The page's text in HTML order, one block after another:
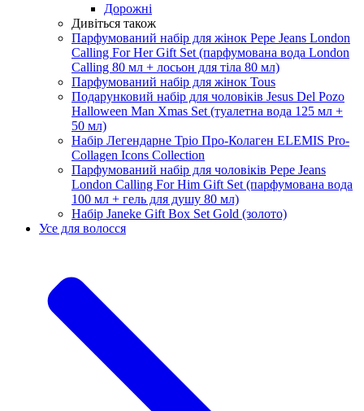
Дорожні
Дивіться також
Парфумований набір для жінок Pepe Jeans London
Calling For Her Gift Set (парфумована вода London
Calling 80 мл + лосьон для тіла 80 мл)
Парфумований набір для жінок Tous
Подарунковий набір для чоловіків Jesus Del Pozo
Halloween Man Xmas Set (туалетна вода 125 мл +
50 мл)
Набір Легендарне Тріо Про-Колаген ELEMIS Pro-
Collagen Icons Collection
Парфумований набір для чоловіків Pepe Jeans
London Calling For Him Gift Set (парфумована вода
100 мл + гель для душу 80 мл)
Набір Janeke Gift Box Set Gold (золото)
Усе для волосся